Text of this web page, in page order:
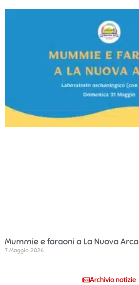
Mummie e faraoni a La Nuova Arca
7 Maggio 2026
Archivio notizie